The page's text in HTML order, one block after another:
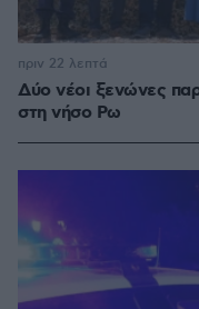
Δύο νέοι ξενώνες
στη νήσο Ρω
πριν 22 λεπτά